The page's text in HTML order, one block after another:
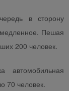
в сторону
Пешая
200 человек.
автомобильная
70 человек.